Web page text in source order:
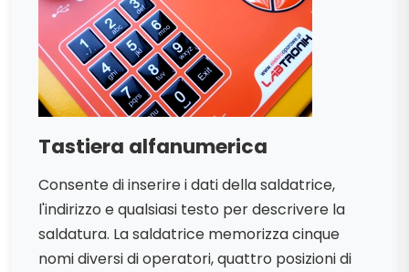
Tastiera alfanumerica
Consente di inserire i dati della saldatrice,
l'indirizzo e qualsiasi testo per descrivere la
saldatura. La saldatrice memorizza cinque
nomi diversi di operatori, quattro posizioni di